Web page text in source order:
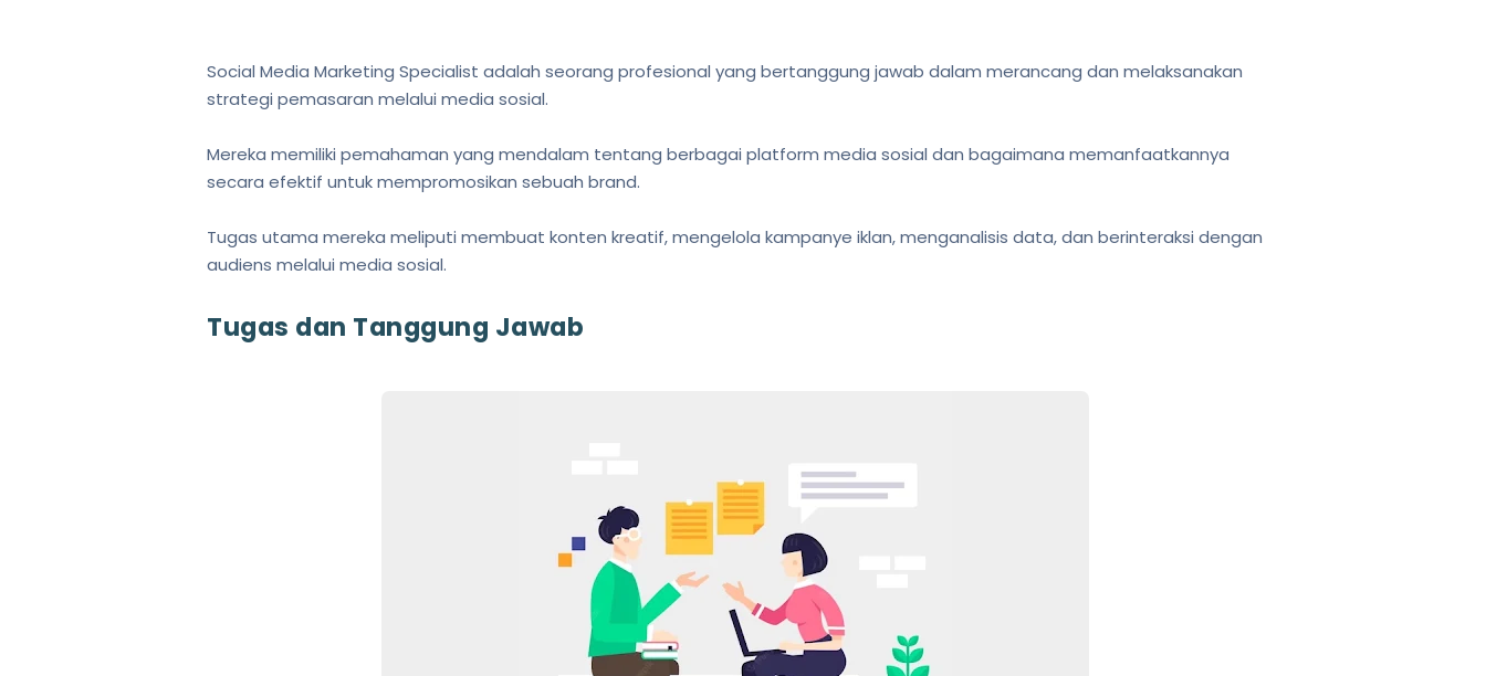
Social Media Marketing Specialist adalah seorang profesional yang bertanggung jawab dalam merancang dan melaksanakan
strategi pemasaran melalui media sosial.
Mereka memiliki pemahaman yang mendalam tentang berbagai platform media sosial dan bagaimana memanfaatkannya
secara efektif untuk mempromosikan sebuah brand.
Tugas utama mereka meliputi membuat konten kreatif, mengelola kampanye iklan, menganalisis data, dan berinteraksi dengan
audiens melalui media sosial.
Tugas dan Tanggung Jawab